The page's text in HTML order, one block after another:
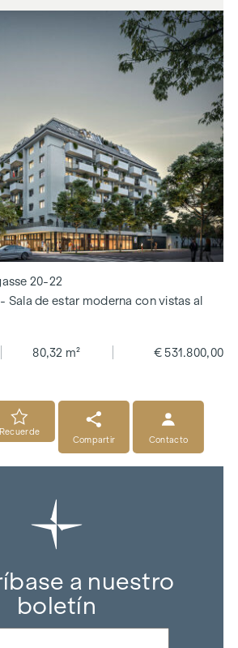
20-22
Sala de estar moderna con vistas al
80,32 m² € 531.800,00
Recuerde
Compartir
Contacto
a nuestro
boletín